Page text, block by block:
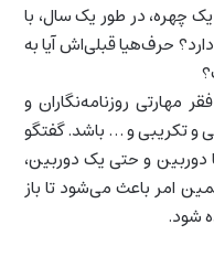
چهره، در طور یک سال، با
حرف‌هیا قبلی‌اش آیا به
مهارتی روزنامه‌نگاران و
و تکریبی و … باشد. گفتگو
دوربین و حتی یک دوربین،
امر باعث می‌شود تا باز
شود.